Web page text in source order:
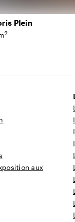
personnes
Plein
2
aux